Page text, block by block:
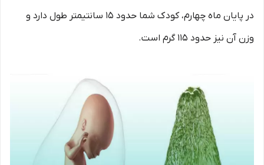
در پایان ماه چهارم، کودک شما حدود 15 سانتیمتر طول دارد و
وزن آن نیز حدود 115 گرم است.